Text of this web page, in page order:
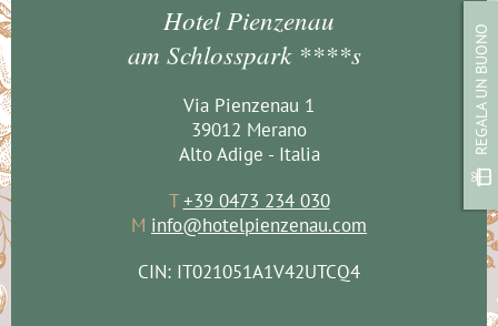
REGALA UN BUONO
Hotel Pienzenau
am Schlosspark ****s
Via Pienzenau 1
39012 Merano
Alto Adige - Italia
T+39 0473 234 030
M info@hotelpienzenau.com
CIN: IT021051A1V42UTCQ4